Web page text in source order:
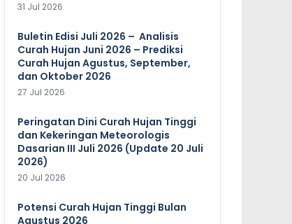
31 Jul 2026
Buletin Edisi Juli 2026 – Analisis
Curah Hujan Juni 2026 – Prediksi
Curah Hujan Agustus, September,
dan Oktober 2026
27 Jul 2026
Peringatan Dini Curah Hujan Tinggi
dan Kekeringan Meteorologis
Dasarian III Juli 2026 (Update 20 Juli
2026)
20 Jul 2026
Potensi Curah Hujan Tinggi Bulan
Agustus 2026